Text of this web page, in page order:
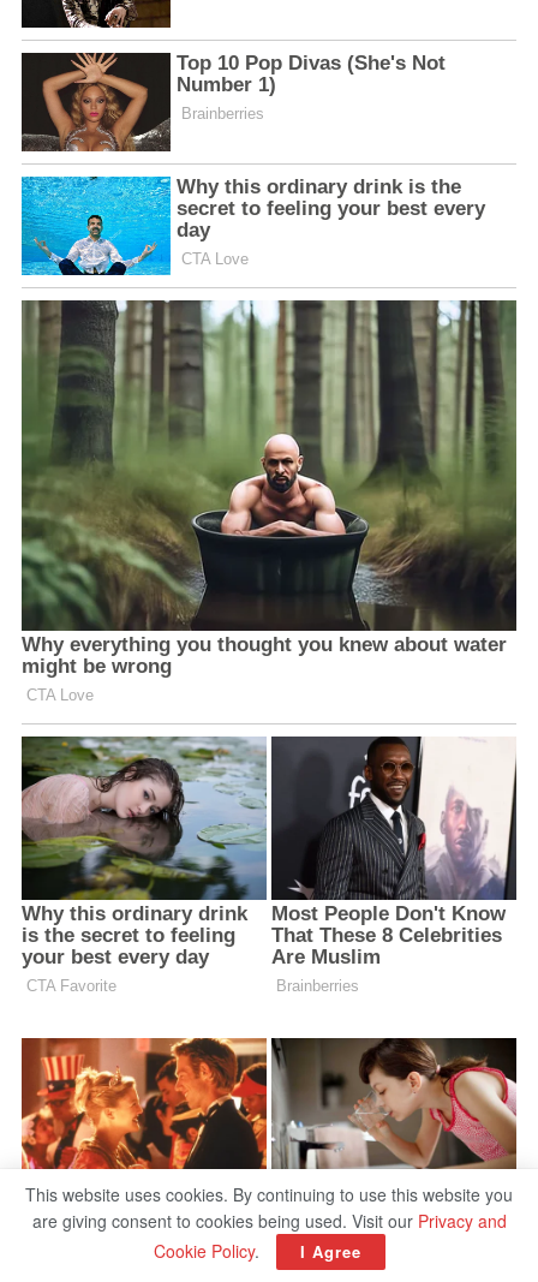
This website uses cookies. By continuing to use this website you
are giving consent to cookies being used. Visit our Privacy and
Cookie Policy. I Agree